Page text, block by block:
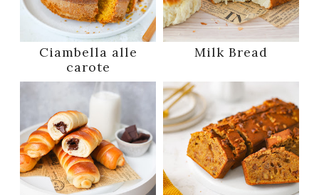
Ciambella alle
carote
Milk Bread